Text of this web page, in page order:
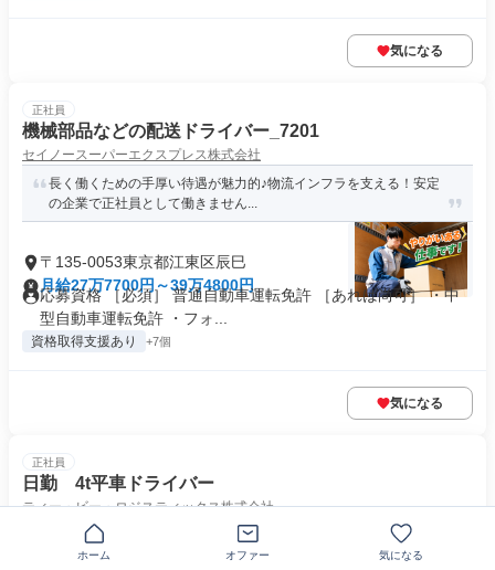
気になる
正社員
機械部品などの配送ドライバー_7201
セイノースーパーエクスプレス株式会社
長く働くための手厚い待遇が魅力的♪物流インフラを支える！安定
の企業で正社員として働きません...
〒135-0053東京都江東区辰巳
月給27万7700円～39万4800円
応募資格 ［必須］ 普通自動車運転免許 ［あれば尚可］ ・中
型自動車運転免許 ・フォ...
資格取得支援あり +7個
気になる
正社員
日勤 4t平車ドライバー
ティー・ビー・ロジスティックス株式会社
【普通免許があればOK✨】｜資格取得支援あり｜賞与年2回＋決算
賞与あり｜東証スタンダード上...
ホーム オファー 気になる